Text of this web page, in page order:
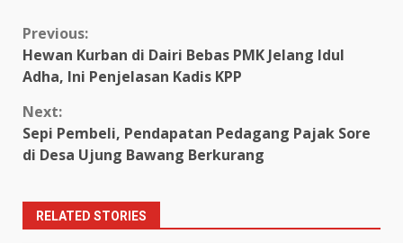
Continue
Reading
Previous:
Hewan Kurban di Dairi Bebas PMK Jelang Idul
Adha, Ini Penjelasan Kadis KPP
Next:
Sepi Pembeli, Pendapatan Pedagang Pajak Sore
di Desa Ujung Bawang Berkurang
RELATED STORIES